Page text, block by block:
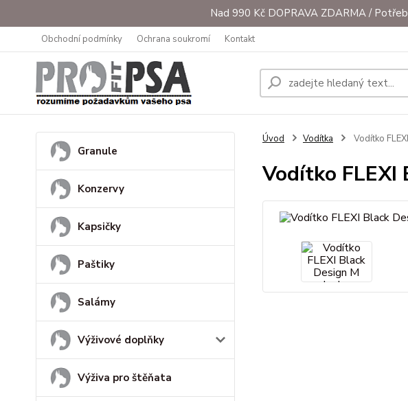
Nad 990 Kč DOPRAVA ZDARMA /
Obchodní podmínky Ochrana soukromí Kontakt
Granule
Konzervy
Kapsičky
Paštiky
Salámy
Výživové doplňky
Výživa pro štěňata
Úvod Vodítka Vodítko
Vodítko FLEXI